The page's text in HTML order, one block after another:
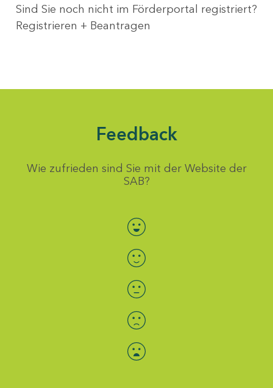
Sind Sie noch nicht im Förderportal registriert?
Registrieren + Beantragen
Feedback
Wie zufrieden sind Sie mit der Website der
SAB?
Bewertung auswählen